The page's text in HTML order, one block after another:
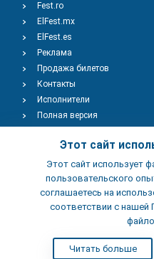
Этот сайт
Этот сайт использует
пользовательского
соглашаетесь на
соответствии с нашей
Читать больше
Fest.ro
ElFest.mx
ElFest.es
Реклама
Продажа билетов
Контакты
Исполнители
Полная версия